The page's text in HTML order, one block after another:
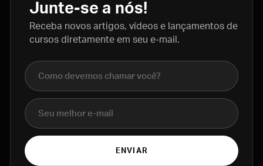
Junte-se a nós!
Receba novos artigos, vídeos e lançamentos de
cursos diretamente em seu e-mail.
Nome completo
E-mail
ENVIAR